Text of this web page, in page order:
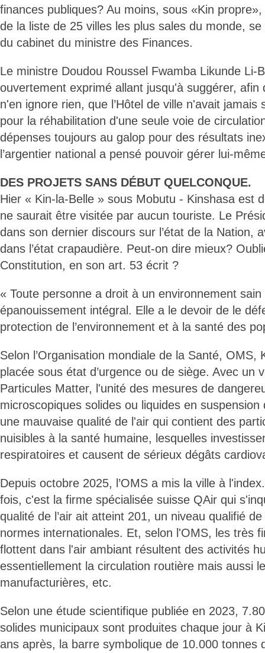
finances publiques? Au moins, sous «Kin
de la liste de 25 villes les plus sales du monde,
du cabinet du ministre des Finances.
Le ministre Doudou Roussel Fwamba Likunde Li-
ouvertement exprimé allant jusqu'à suggérer, afin
n'en ignore rien, que l’Hôtel de ville n'avait jamais
pour la réhabilitation d'une seule voie de
dépenses toujours au galop pour des résultats
l’argentier national a pensé pouvoir gérer lui-
DES PROJETS SANS DÉBUT QUELCONQUE.
Hier « Kin-la-Belle » sous Mobutu - Kinshasa est
ne saurait être visitée par aucun touriste. Le
dans son dernier discours sur l’état de la Nation,
dans l’état crapaudière. Peut-on dire mieux?
Constitution, en son art. 53 écrit ?
« Toute personne a droit à un environnement
épanouissement intégral. Elle a le devoir de le
protection de l’environnement et à la santé des
Selon l’Organisation mondiale de la Santé, OMS,
placée sous état d’urgence ou de siège. Avec un
Particules Matter, l'unité des mesures de
microscopiques solides ou liquides en
une mauvaise qualité de l'air qui contient des
nuisibles à la santé humaine, lesquelles
respiratoires et causent de sérieux dégâts
Depuis octobre 2025, l’OMS a mis la ville à
fois, c'est la firme spécialisée suisse QAir qui
qualité de l’air ait atteint 201, un niveau qualifié
normes internationales. Et, selon l'OMS, les très
flottent dans l'air ambiant résultent des activités
essentiellement la circulation routière mais aussi
manufacturières, etc.
Selon une étude scientifique publiée en 2023,
solides municipaux sont produites chaque jour à
ans après, la barre symbolique de 10.000 tonnes